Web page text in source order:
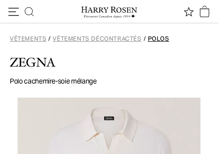
VÊTEMENTS / VÊTEMENTS DÉCONTRACTÉS / POLOS
ZEGNA
Polo cachemire-soie mélange